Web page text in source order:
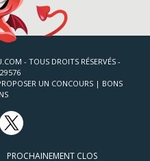
- TOUS DROITS RÉSERVÉS -
UN CONCOURS | BONS
PROCHAINEMENT CLOS